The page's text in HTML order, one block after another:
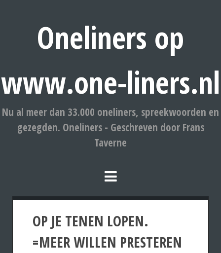
Oneliners op
www.one-liners.nl
Nu al meer dan 33.000 oneliners, spreekwoorden en
gezegden. Oneliners - Geschreven door Frans
Taverne
OP JE TENEN LOPEN.
=MEER WILLEN PRESTEREN